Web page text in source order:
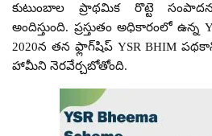
కుటుంబాల ప్రాథమిక రొట్టె
అందిస్తుంది. ప్రస్తుతం అధికారంలో ఉన్న
2020న తన ఫ్లాగ్‌షిప్ YSR BHIM
హామీని నెరవేర్చబోతోంది.